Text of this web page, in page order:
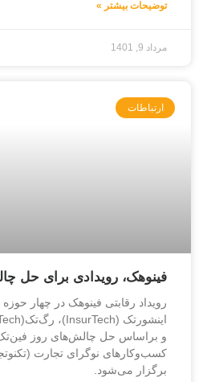
توضیحات بیشتر »
مرداد 9, 1401
ارتباطات
فینوهک، رویدادی برای حل
و براساس حل چالش‌های روز
کسب‌و‌کارهای نوگرای تجارت
برگزار می‌شود.